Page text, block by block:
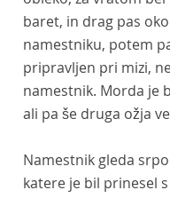
baret, in drag pas
namestniku, potem
pripravljen pri mizi,
namestnik. Morda je
ali pa še druga ožja
Namestnik gleda
katere je bil prinesel